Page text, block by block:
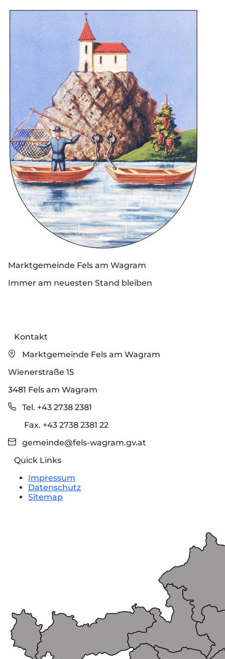
Marktgemeinde Fels am Wagram
Immer am neuesten Stand bleiben
Kontakt
Marktgemeinde Fels am Wagram
Wienerstraße 15
3481 Fels am Wagram
Tel. +43 2738 2381
Fax. +43 2738 2381 22
gemeinde@fels-wagram.gv.at
Quick Links
Impressum
Datenschutz
Sitemap